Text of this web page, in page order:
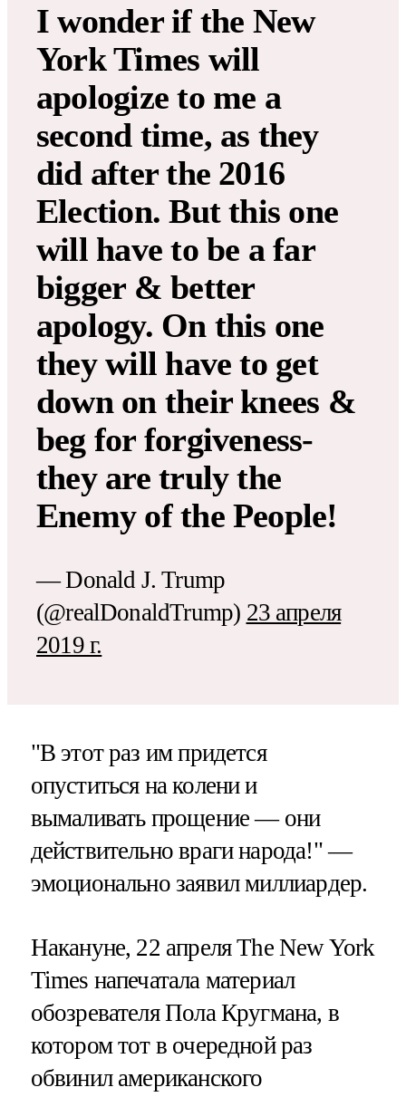
I wonder if the New
York Times will
apologize to me a
second time, as they
did after the 2016
Election. But this one
will have to be a far
bigger & better
apology. On this one
they will have to get
down on their knees &
beg for forgiveness-
they are truly the
Enemy of the People!
— Donald J. Trump
(@realDonaldTrump) 23 апреля
2019 г.
"В этот раз им придется
опуститься на колени и
вымаливать прощение — они
действительно враги народа!" —
эмоционально заявил миллиардер.
Накануне, 22 апреля The New York
Times напечатала материал
обозревателя Пола Кругмана, в
котором тот в очередной раз
обвинил американского